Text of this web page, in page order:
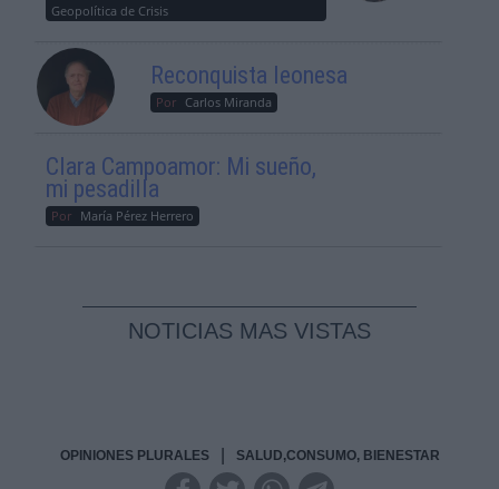
Geopolítica de Crisis
Reconquista leonesa
Por Carlos Miranda
Clara Campoamor: Mi sueño,
mi pesadilla
Por María Pérez Herrero
NOTICIAS MAS VISTAS
OPINIONES PLURALES SALUD,CONSUMO, BIENESTAR